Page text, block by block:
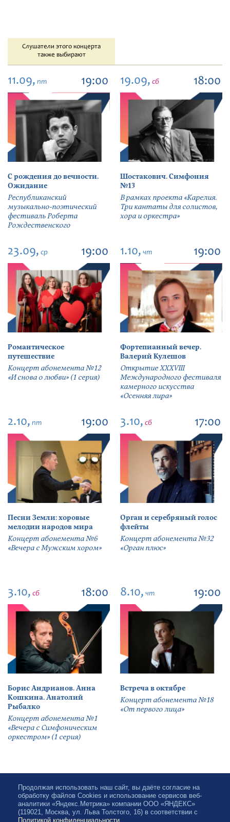
Слушатели этого концерта
также выбирают
11.09, пт 19:00
С рождения до вечности.
Ожидание
Республиканский
музыкально-поэтический
фестиваль Роберта
Рождественского
19.09, сб 18:00
Шостакович. Симфония
№13
В рамках проекта «Карелия.
Три кантаты для солистов,
хора и оркестра»
23.09, ср 19:00
Романтическое
путешествие
Концерт абонемента №12
«И снова о любви» (1 серия)
1.10, чт 19:00
Фортепианный вечер.
Валерий Кулешов
Открытие ХХХVIII
Международного фестиваля
камерного искусства
«Осенняя лира»
2.10, пт 19:00
Песни Земли: хоровые
мелодии народов мира
Концерт абонемента №6
«Вечера с Мужским хором»
3.10, сб 17:00
Орган и серебряный голос
флейты
Концерт абонемента №32
«Орган плюс»
3.10, сб 18:00
Борис Андрианов. Анна
Кошкина. Анатолий
Рыбалко
Концерт абонемента №1
«Вечера с Симфоническим
оркестром» (1 серия)
8.10, чт 19:00
Встреча в октябре
Концерт абонемента №18
«От первого лица»
Продолжая использовать наш сайт, вы даёте согласие на
обработку файлов Cookies и использование сервисов веб-
аналитики «Яндекс.Метрика» компании ООО «ЯНДЕКС»
(119021, Москва, ул. Льва Толстого, 16) в соответствии с
Политикой конфиденциальности